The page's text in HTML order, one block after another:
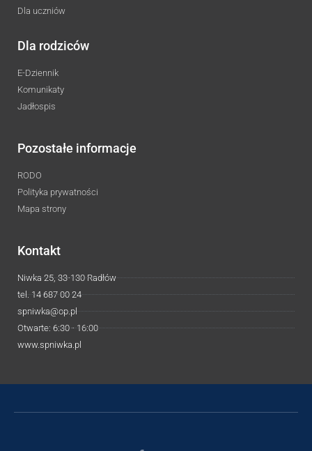
Dla uczniów
Dla rodziców
E-Dziennik
Komunikaty
Jadłospis
Pozostałe informacje
RODO
Polityka prywatności
Mapa strony
Kontakt
Niwka 25, 33-130 Radłów
tel. 14 687 00 24
spniwka@op.pl
Otwarte: 6:30 - 16:00
www.spniwka.pl